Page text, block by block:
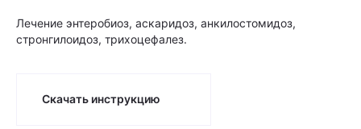
Лечение энтеробиоз, аскаридоз, анкилостомидоз,
стронгилоидоз, трихоцефалез.
Скачать инструкцию